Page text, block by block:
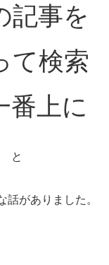
記事を
て検索
番上に
と
がありました。